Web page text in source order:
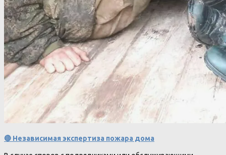
🔴 Независимая экспертиза пожара дома